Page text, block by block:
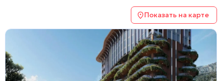
Показать на карте